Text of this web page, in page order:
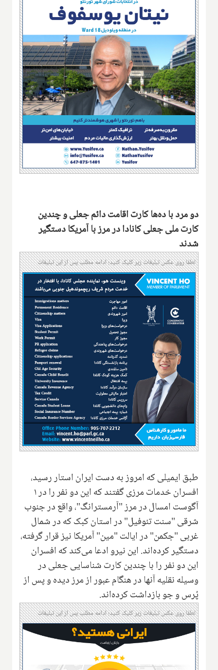
دو مرد با ده‌ها کارت اقامت دائم جعلی و چندین
کارت ملی جعلی کانادا در مرز با آمریکا دستگیر
شدند
لطفا روی عکس تبلیغات زیر کلیک کنید؛ ادامه مطلب پس از این تبلیغات
طبق ایمیلی که امروز به دست ایران استار رسید،
افسران خدمات مرزی گفتند که این دو نفر را در ۱
آگوست امسال در مرز "آرمسترانگ"، واقع در جنوب
شرقی "سنت تئوفیل" در استان کبک که در شمال
غربی "جکمن" در ایالت "مین" آمریکا نیز قرار گرفته،
دستگیر کرده‌اند. این نیرو ادعا می‌کند که افسران
این دو نفر را با چندین کارت شناسایی جعلی در
وسیله نقلیه آنها در هنگام عبور از مرز دیده و پس از
پُرس و جو بازداشت کرده‌اند.
لطفا روی عکس تبلیغات زیر کلیک کنید؛ ادامه مطلب پس از این تبلیغات